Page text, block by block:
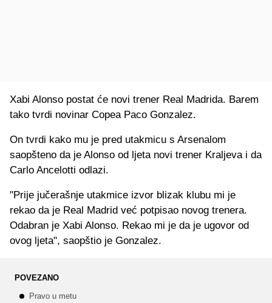
Xabi Alonso postat će novi trener Real Madrida. Barem
tako tvrdi novinar Copea Paco Gonzalez.
On tvrdi kako mu je pred utakmicu s Arsenalom
saopšteno da je Alonso od ljeta novi trener Kraljeva i da
Carlo Ancelotti odlazi.
"Prije jučerašnje utakmice izvor blizak klubu mi je
rekao da je Real Madrid već potpisao novog trenera.
Odabran je Xabi Alonso. Rekao mi je da je ugovor od
ovog ljeta", saopštio je Gonzalez.
POVEZANO
Pravo u metu